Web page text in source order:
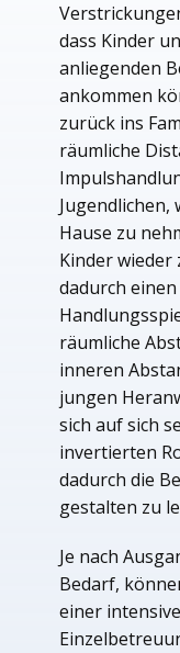
dass Kinder
anliegenden
ankommen
zurück ins
räumliche
Jugendlichen,
Hause zu
Kinder
dadurch
räumliche
inneren
jungen
sich auf sich
invertierten
dadurch die
gestalten zu
Je nach
Bedarf,
einer